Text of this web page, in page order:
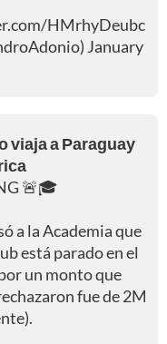
HMrhyDeubc
January
viaja a Paraguay
🚨🎓
a la Academia que
está parado en el
un monto que
fue de 2M